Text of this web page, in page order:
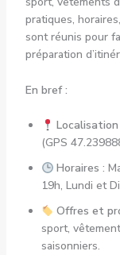
pratiques,
sont réunis pour
préparation
En bref :
Localisation
(GPS
Horaires :
19h, Lundi et
Offres et
sport,
saisonniers.